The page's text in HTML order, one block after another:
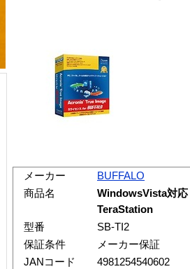
メーカー
BUFFALO
商品名
WindowsVista対応
TeraStation
型番
SB-TI2
保証条件
メーカー保証
JANコード
4981254540602